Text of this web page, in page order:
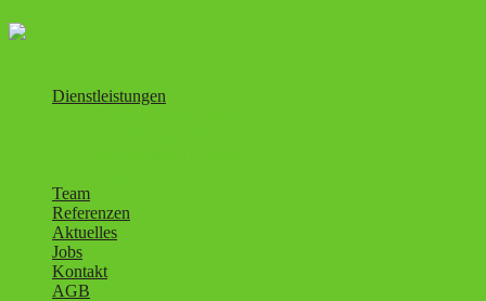
Dienstleistungen
Team
Referenzen
Aktuelles
Jobs
Kontakt
AGB